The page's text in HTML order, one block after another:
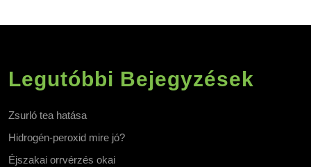
Legutóbbi Bejegyzések
Zsurló tea hatása
Hidrogén-peroxid mire jó?
Éjszakai orrvérzés okai